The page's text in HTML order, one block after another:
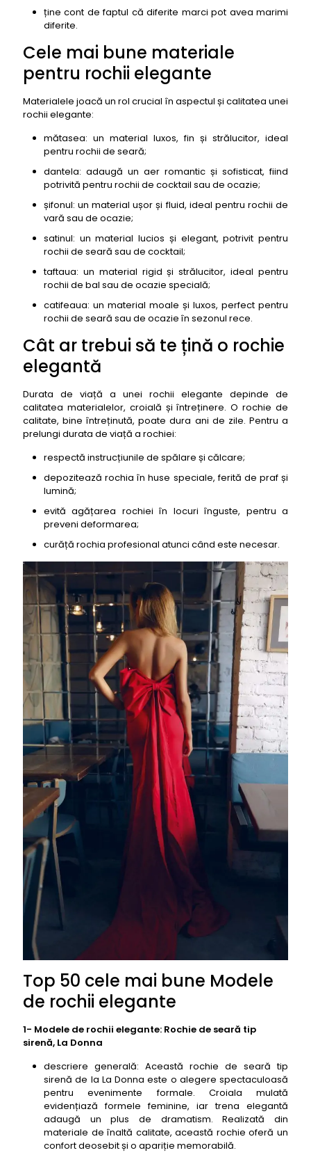
ține cont de faptul că diferite marci pot avea marimi
diferite.
Cele mai bune materiale
pentru rochii elegante
Materialele joacă un rol crucial în aspectul și calitatea unei
rochii elegante:
mătasea: un material luxos, fin și strălucitor, ideal
pentru rochii de seară;
dantela: adaugă un aer romantic și sofisticat, fiind
potrivită pentru rochii de cocktail sau de ocazie;
șifonul: un material ușor și fluid, ideal pentru rochii de
vară sau de ocazie;
satinul: un material lucios și elegant, potrivit pentru
rochii de seară sau de cocktail;
taftaua: un material rigid și strălucitor, ideal pentru
rochii de bal sau de ocazie specială;
catifeaua: un material moale și luxos, perfect pentru
rochii de seară sau de ocazie în sezonul rece.
Cât ar trebui să te țină o rochie
elegantă
Durata de viață a unei rochii elegante depinde de
calitatea materialelor, croială și întreținere. O rochie de
calitate, bine întreținută, poate dura ani de zile. Pentru a
prelungi durata de viață a rochiei:
respectă instrucțiunile de spălare și călcare;
depozitează rochia în huse speciale, ferită de praf și
lumină;
evită agățarea rochiei în locuri înguste, pentru a
preveni deformarea;
curăță rochia profesional atunci când este necesar.
Top 50 cele mai bune Modele
de rochii elegante
1- Modele de rochii elegante: Rochie de seară tip
sirenă, La Donna
descriere generală: Această rochie de seară tip
sirenă de la La Donna este o alegere spectaculoasă
pentru evenimente formale. Croiala mulată
evidențiază formele feminine, iar trena elegantă
adaugă un plus de dramatism. Realizată din
materiale de înaltă calitate, această rochie oferă un
confort deosebit și o apariție memorabilă.